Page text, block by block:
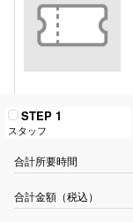
詳細をみる
STEP 1
スタッフ
合計所要時間
合計金額（税込）